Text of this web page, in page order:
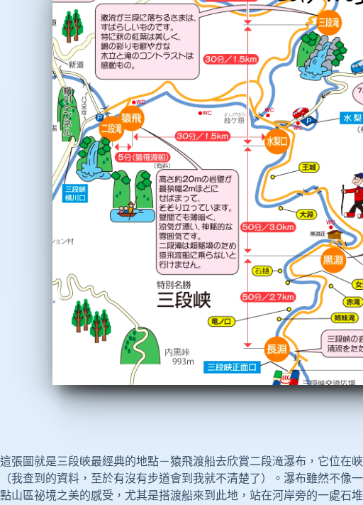
這張圖就是三段峽最經典的地點－猿飛渡船去欣賞二段滝瀑布，它位在
（我查到的資料，至於有沒有步道會到我就不清楚了）。瀑布雖然不像
點山區祕境之美的感受，尤其是搭渡船來到此地，站在河岸旁的一處石